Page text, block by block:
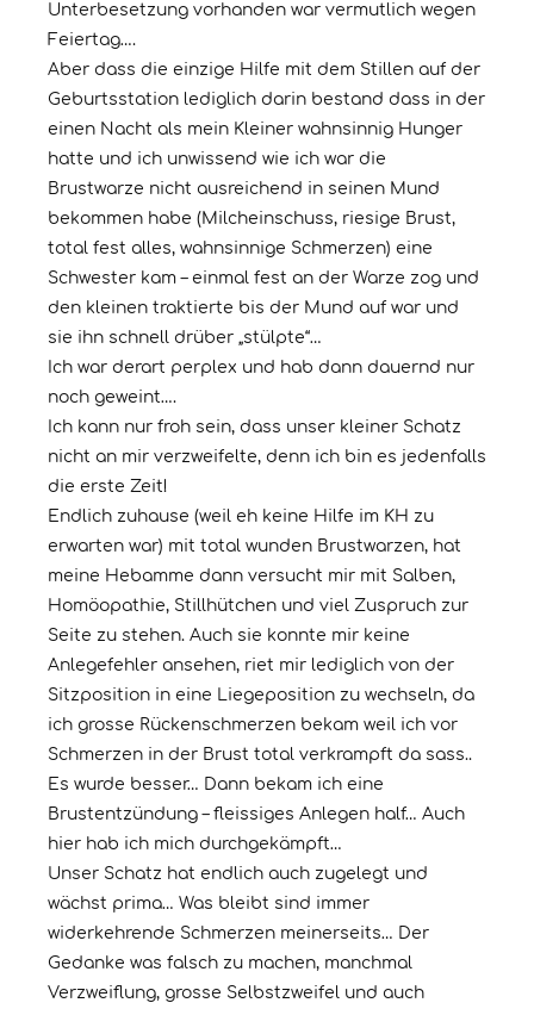
Unterbesetzung vorhanden war vermutlich wegen
Feiertag….
Aber dass die einzige Hilfe mit dem Stillen auf der
Geburtsstation lediglich darin bestand dass in der
einen Nacht als mein Kleiner wahnsinnig Hunger
hatte und ich unwissend wie ich war die
Brustwarze nicht ausreichend in seinen Mund
bekommen habe (Milcheinschuss, riesige Brust,
total fest alles, wahnsinnige Schmerzen) eine
Schwester kam – einmal fest an der Warze zog und
den kleinen traktierte bis der Mund auf war und
sie ihn schnell drüber „stülpte“…
Ich war derart perplex und hab dann dauernd nur
noch geweint….
Ich kann nur froh sein, dass unser kleiner Schatz
nicht an mir verzweifelte, denn ich bin es jedenfalls
die erste Zeit!
Endlich zuhause (weil eh keine Hilfe im KH zu
erwarten war) mit total wunden Brustwarzen, hat
meine Hebamme dann versucht mir mit Salben,
Homöopathie, Stillhütchen und viel Zuspruch zur
Seite zu stehen. Auch sie konnte mir keine
Anlegefehler ansehen, riet mir lediglich von der
Sitzposition in eine Liegeposition zu wechseln, da
ich grosse Rückenschmerzen bekam weil ich vor
Schmerzen in der Brust total verkrampft da sass..
Es wurde besser… Dann bekam ich eine
Brustentzündung – fleissiges Anlegen half… Auch
hier hab ich mich durchgekämpft…
Unser Schatz hat endlich auch zugelegt und
wächst prima… Was bleibt sind immer
widerkehrende Schmerzen meinerseits… Der
Gedanke was falsch zu machen, manchmal
Verzweiflung, grosse Selbstzweifel und auch